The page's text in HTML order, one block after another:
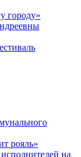
городу»
рояль»
на